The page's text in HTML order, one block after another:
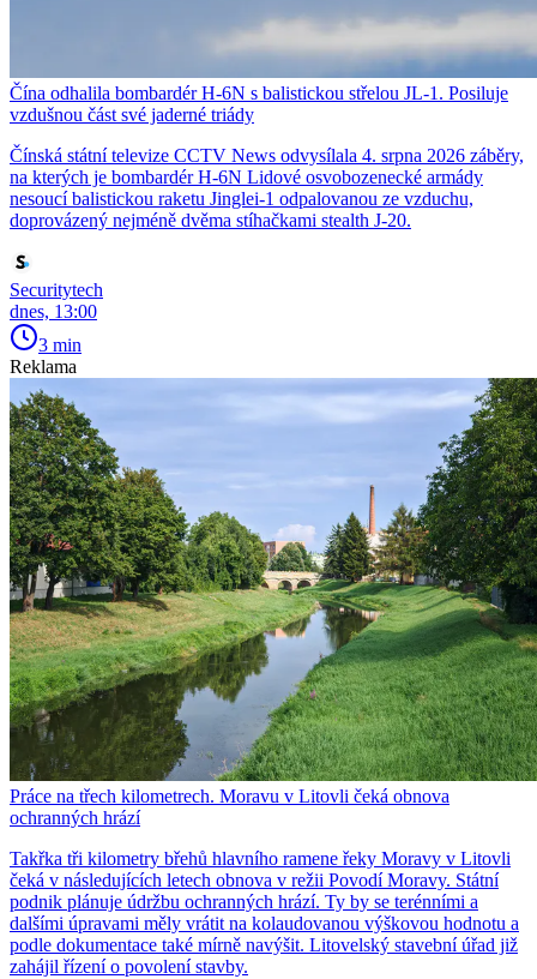
Čína odhalila bombardér H-6N s balistickou střelou JL-1. Posiluje
vzdušnou část své jaderné triády
Čínská státní televize CCTV News odvysílala 4. srpna 2026 záběry,
na kterých je bombardér H-6N Lidové osvobozenecké armády
nesoucí balistickou raketu Jinglei-1 odpalovanou ze vzduchu,
doprovázený nejméně dvěma stíhačkami stealth J-20.
Securitytech
dnes, 13:00
3 min
Reklama
Práce na třech kilometrech. Moravu v Litovli čeká obnova
ochranných hrází
Takřka tři kilometry břehů hlavního ramene řeky Moravy v Litovli
čeká v následujících letech obnova v režii Povodí Moravy. Státní
podnik plánuje údržbu ochranných hrází. Ty by se terénními a
dalšími úpravami měly vrátit na kolaudovanou výškovou hodnotu a
podle dokumentace také mírně navýšit. Litovelský stavební úřad již
zahájil řízení o povolení stavby.